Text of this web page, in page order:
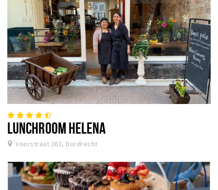
LUNCHROOM HELENA
Voorstraat 263, Dordrecht